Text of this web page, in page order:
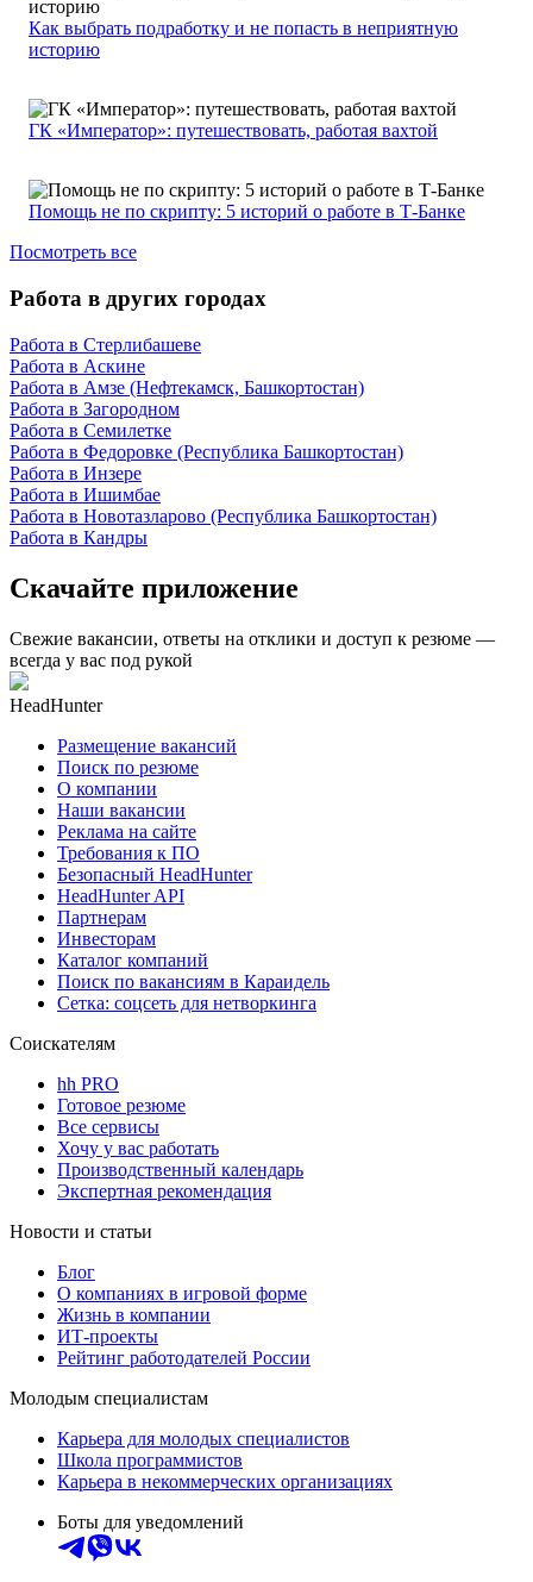
Как выбрать подработку и не попасть в неприятную
историю
ГК «Император»: путешествовать, работая вахтой
Помощь не по скрипту: 5 историй о работе в Т-Банке
Посмотреть все
Работа в других городах
Работа в Стерлибашеве
Работа в Аскине
Работа в Амзе (Нефтекамск, Башкортостан)
Работа в Загородном
Работа в Семилетке
Работа в Федоровке (Республика Башкортостан)
Работа в Инзере
Работа в Ишимбае
Работа в Новотазларово (Республика Башкортостан)
Работа в Кандры
Скачайте приложение
Свежие вакансии, ответы на отклики и доступ к резюме —
всегда у вас под рукой
HeadHunter
Размещение вакансий
Поиск по резюме
О компании
Наши вакансии
Реклама на сайте
Требования к ПО
Безопасный HeadHunter
HeadHunter API
Партнерам
Инвесторам
Каталог компаний
Поиск по вакансиям в Караидель
Сетка: соцсеть для нетворкинга
Соискателям
hh PRO
Готовое резюме
Все сервисы
Хочу у вас работать
Производственный календарь
Экспертная рекомендация
Новости и статьи
Блог
О компаниях в игровой форме
Жизнь в компании
ИТ-проекты
Рейтинг работодателей России
Молодым специалистам
Карьера для молодых специалистов
Школа программистов
Карьера в некоммерческих организациях
Боты для уведомлений